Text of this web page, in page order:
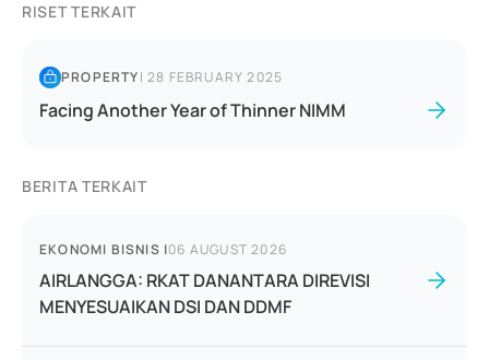
RISET TERKAIT
PROPERTY|28 FEBRUARY 2025
Facing Another Year of Thinner NIMM
BERITA TERKAIT
EKONOMI BISNIS |06 AUGUST 2026
AIRLANGGA: RKAT DANANTARA DIREVISI
MENYESUAIKAN DSI DAN DDMF